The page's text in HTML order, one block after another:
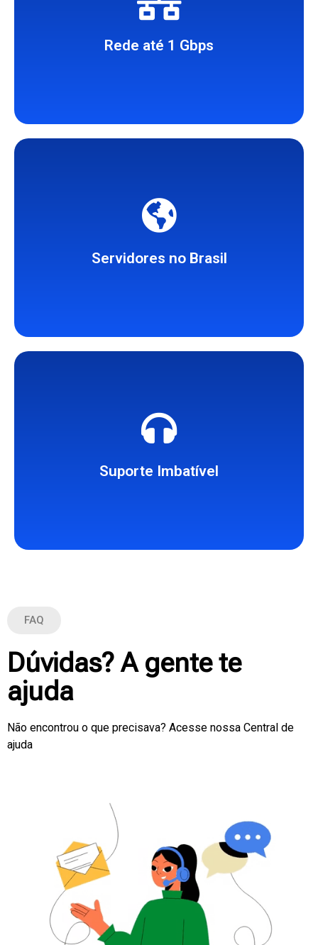
Rede até 1 Gbps
Rotas otimizadas no Brasil,
IPv4/IPv6 e rDNS.
Servidores no Brasil
Localização estratégica. Data
Rio de Janeiro.
Suporte Imbatível
Nossa equipe de suporte
especializada está disponível 24/7
ou problema relacionado aos
nossos serviços.
FAQ
Dúvidas? A gente te
ajuda
Não encontrou o que precisava? Acesse nossa Central de
ajuda